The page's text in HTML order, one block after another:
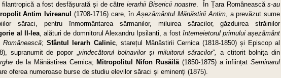
a fost desfășurată și de către ierarhii Bisericii noastre. În Țara Româneascăs-au
Antim Ivireanul(1708-1716) care, înAșezământul Mănăstirii Antim, a prevăzut sume
săraci, pentru înmormântarea sărmanilor, miluirea săracilor, găzduirea străinilor
al II-lea, alături de domnitorul Alexandru Ipsilanti, a fost întemeietorul primului așezământ
Românească;Sfântul Ierarh Calinic, starețul Mănăstirii Cernica (1818-1850) și Episcop al
supranumit de popor „vindecătorul bolnavilor și miluitorul săracilor”, a ctitorit bolnița din
de la Mănăstirea Cernica; Mitropolitul Nifon Rusăilă(1850-1875) a înființatSeminarul
oferea numeroase burse de studiu elevilor săraci și eminenți (1875).